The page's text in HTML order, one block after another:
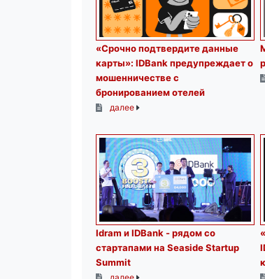
«Срочно подтвердите данные
карты»: IDBank предупреждает о
мошенничестве с
бронированием отелей
далее
Idram и IDBank - рядом со
стартапами на Seaside Startup
Summit